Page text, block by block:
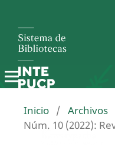
Inicio / Archivos
Núm. 10 (2022):